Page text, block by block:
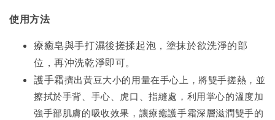
使用方法
療癒皂與手打濕後搓揉起泡，塗抹於欲洗淨的部
位，再沖洗乾淨即可。
護手霜擠出黃豆大小的用量在手心上，將雙手搓熱，並
擦拭於手背、手心、虎口、指縫處，利用掌心的溫度加
強手部肌膚的吸收效果，讓療癒護手霜深層滋潤雙手的